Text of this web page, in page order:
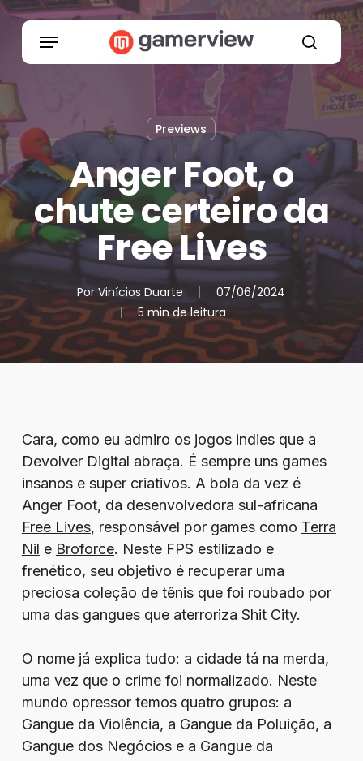
Skip
search
Menu
Previews
Anger Foot, o
chute certeiro da
Free Lives
Por Vinícios Duarte
07/06/2024
5 min de leitura
Cara, como eu admiro os jogos indies que a
Devolver Digital abraça. É sempre uns games
insanos e super criativos. A bola da vez é
Anger Foot, da desenvolvedora sul-africana
Free Lives, responsável por games como Terra
Nil e Broforce. Neste FPS estilizado e
frenético, seu objetivo é recuperar uma
preciosa coleção de tênis que foi roubado por
uma das gangues que aterroriza Shit City.
O nome já explica tudo: a cidade tá na merda,
uma vez que o crime foi normalizado. Neste
mundo opressor temos quatro grupos: a
Gangue da Violência, a Gangue da Poluição, a
Gangue dos Negócios e a Gangue da